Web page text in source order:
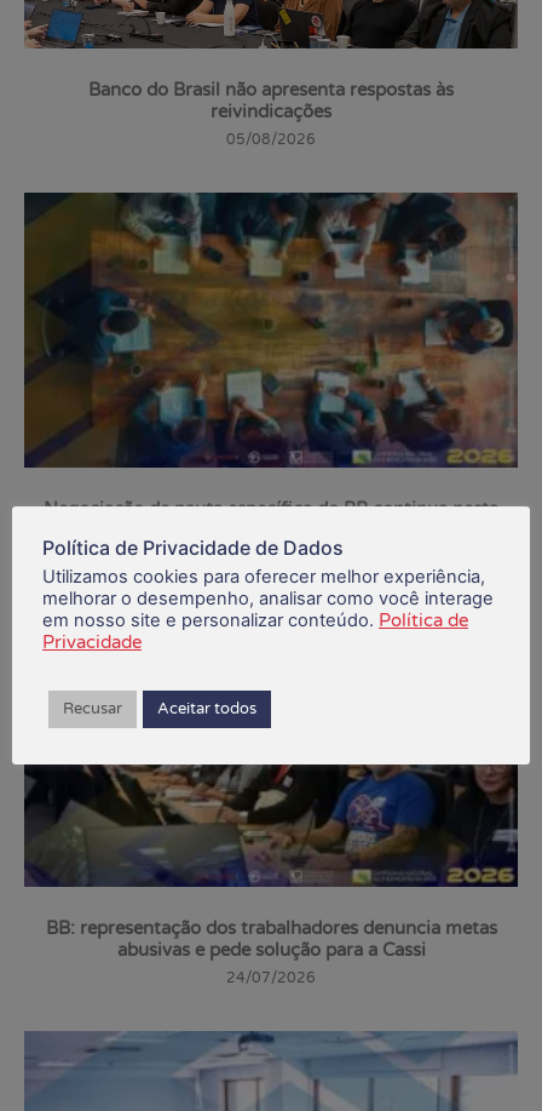
Banco do Brasil não apresenta respostas às
reivindicações
05/08/2026
Negociação de pauta específica do BB continua nesta
30/07/2026
BB: representação dos trabalhadores denuncia metas
abusivas e pede solução para a Cassi
24/07/2026
Política de Privacidade de Dados
Utilizamos cookies para oferecer melhor experiência,
melhorar o desempenho, analisar como você interage
em nosso site e personalizar conteúdo. Política de
Privacidade
Recusar Aceitar todos